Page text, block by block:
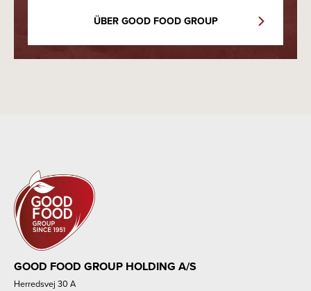
ÜBER GOOD FOOD GROUP
GOOD FOOD GROUP HOLDING A/S
Herredsvej 30 A